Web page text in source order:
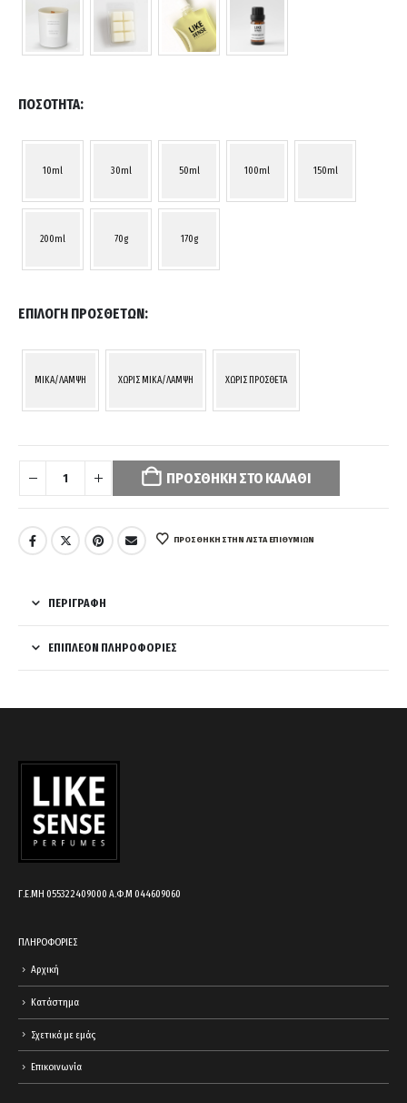
ΠΟΣΌΤΗΤΑ
10ml 30ml 50ml 100ml 150ml
200ml 70g 170g
ΕΠΙΛΟΓΉ ΠΡΌΣΘΕΤΩΝ
MIKA/ΛΑΜΨΗ ΧΩΡΙΣ MIKA/ΛΑΜΨΗ ΧΩΡΙΣ ΠΡΟΣΘΕΤΑ
Your
selection
has
been
reset.
Please
product
options
before
cart.
ΠΡΟΣΘΉΚΗ ΣΤΟ ΚΑΛΆΘΙ
ΠΡΌΣΘΉΚΗ ΣΤΗΝ ΛΊΣΤΑ ΕΠΙΘΥΜΙΏΝ
ΠΕΡΙΓΡΑΦΉ
ΕΠΙΠΛΈΟΝ ΠΛΗΡΟΦΟΡΊΕΣ
Γ.Ε.ΜΗ 055322409000 Α.Φ.Μ 044609060
ΠΛΗΡΟΦΟΡΙΕΣ
Αρχική
Κατάστημα
Σχετικά με εμάς
Επικοινωνία